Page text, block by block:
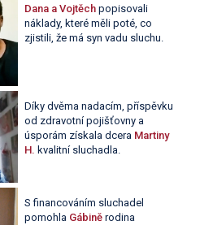
Dana a Vojtěch popisovali
náklady, které měli poté, co
zjistili, že má syn vadu sluchu.
Díky dvěma nadacím, příspěvku
od zdravotní pojišťovny a
úsporám získala dcera Martiny
H. kvalitní sluchadla.
S financováním sluchadel
pomohla Gábině rodina